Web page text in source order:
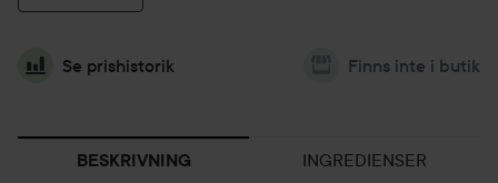
Se prishistorik Finns inte i butik
BESKRIVNING INGREDIENSER